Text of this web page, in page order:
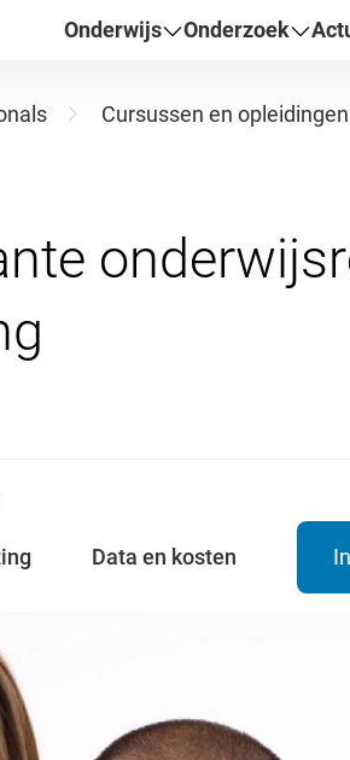
Onderwijs Onderzoek
Cursussen en opleidingen
Data en kosten